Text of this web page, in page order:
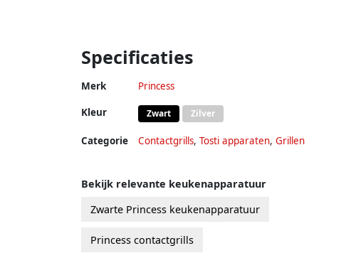
Specificaties
Merk Princess
Kleur Zwart Zilver
Categorie Contactgrills, Tosti apparaten, Grillen
Bekijk relevante keukenapparatuur
Zwarte Princess keukenapparatuur
Princess contactgrills